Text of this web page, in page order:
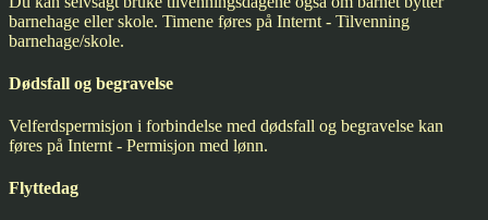
barnehage eller skole. Timene føres på Internt - Tilvenning
barnehage/skole.
Dødsfall og begravelse
Velferdspermisjon i forbindelse med dødsfall og begravelse kan
føres på Internt - Permisjon med lønn.
Flyttedag